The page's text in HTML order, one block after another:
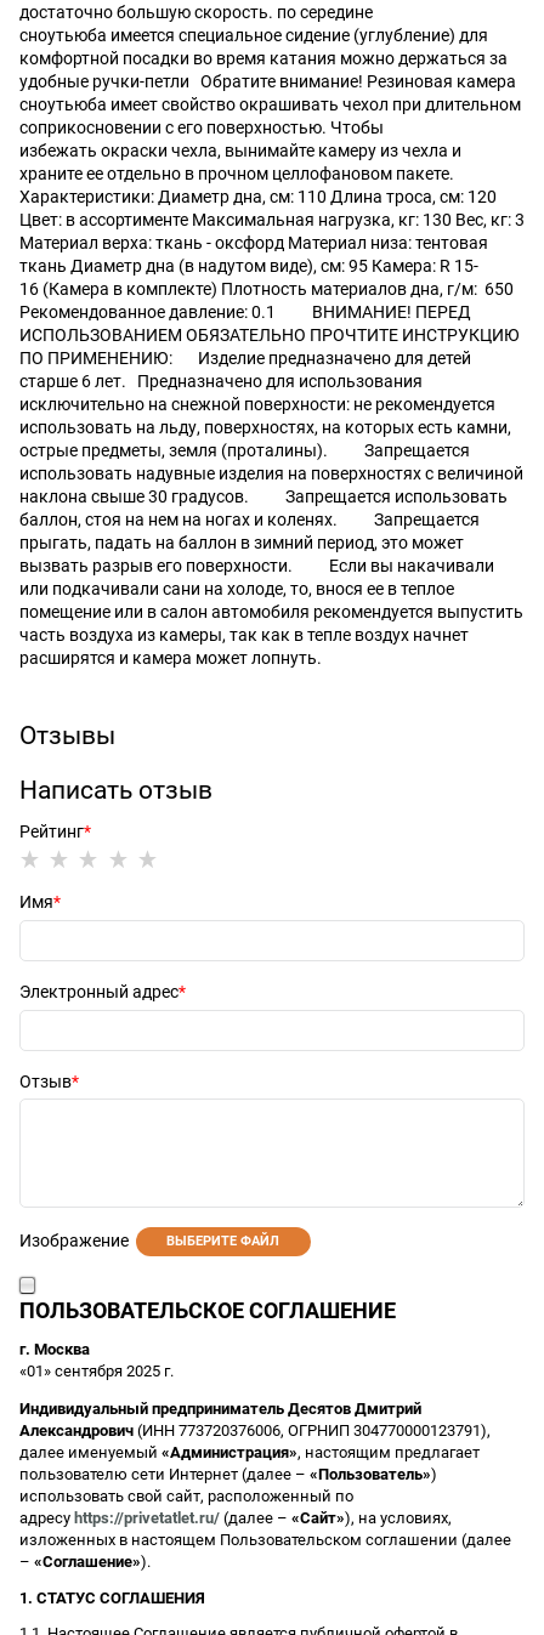
достаточно большую скорость. по середине
сноутьюба имеется специальное сидение (углубление) для
комфортной посадки во время катания можно держаться за
удобные ручки-петли Обратите внимание! Резиновая камера
сноутьюба имеет свойство окрашивать чехол при длительном
соприкосновении с его поверхностью. Чтобы
избежать окраски чехла, вынимайте камеру из чехла и
храните ее отдельно в прочном целлофановом пакете.
Характеристики: Диаметр дна, см: 110 Длина троса, см: 120
Цвет: в ассортименте Максимальная нагрузка, кг: 130 Вес, кг: 3
Материал верха: ткань - оксфорд Материал низа: тентовая
ткань Диаметр дна (в надутом виде), см: 95 Камера: R 15-
16 (Камера в комплекте) Плотность материалов дна, г/м: 650
Рекомендованное давление: 0.1 ВНИМАНИЕ! ПЕРЕД
ИСПОЛЬЗОВАНИЕМ ОБЯЗАТЕЛЬНО ПРОЧТИТЕ ИНСТРУКЦИЮ
ПО ПРИМЕНЕНИЮ: Изделие предназначено для детей
старше 6 лет. Предназначено для использования
исключительно на снежной поверхности: не рекомендуется
использовать на льду, поверхностях, на которых есть камни,
острые предметы, земля (проталины). Запрещается
использовать надувные изделия на поверхностях с величиной
наклона свыше 30 градусов. Запрещается использовать
баллон, стоя на нем на ногах и коленях. Запрещается
прыгать, падать на баллон в зимний период, это может
вызвать разрыв его поверхности. Если вы накачивали
или подкачивали сани на холоде, то, внося ее в теплое
помещение или в салон автомобиля рекомендуется выпустить
часть воздуха из камеры, так как в тепле воздух начнет
расширятся и камера может лопнуть.
Отзывы
Написать отзыв
Рейтинг
Имя
Электронный адрес
Отзыв
Изображение ВЫБЕРИТЕ ФАЙЛ
ПОЛЬЗОВАТЕЛЬСКОЕ СОГЛАШЕНИЕ
г. Москва
«01» сентября 2025 г.
Индивидуальный предприниматель Десятов Дмитрий
Александрович (ИНН 773720376006, ОГРНИП 304770000123791),
далее именуемый «Администрация», настоящим предлагает
пользователю сети Интернет (далее – «Пользователь»)
использовать свой сайт, расположенный по
адресу https://privetatlet.ru/ (далее – «Сайт»), на условиях,
изложенных в настоящем Пользовательском соглашении (далее
– «Соглашение»).
1. СТАТУС СОГЛАШЕНИЯ